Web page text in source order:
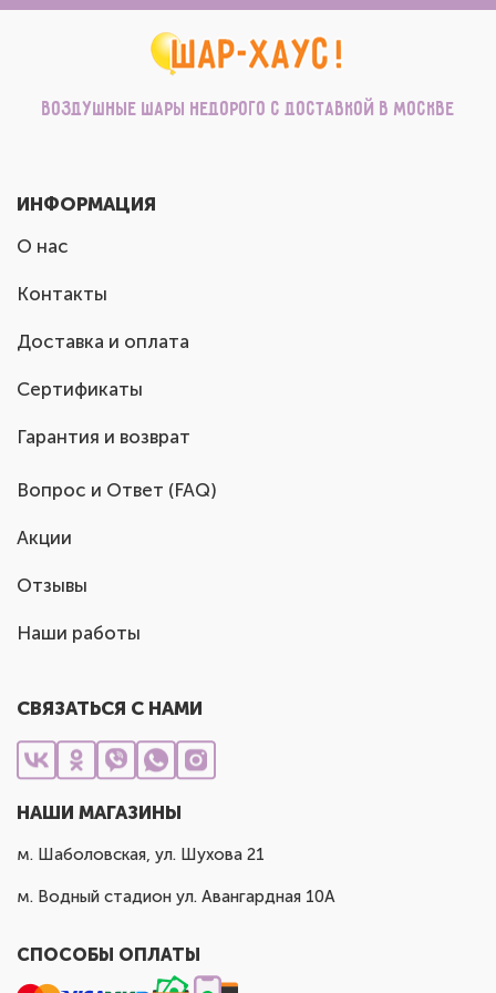
Воздушные шары недорого с доставкой в Москве
ИНФОРМАЦИЯ
О нас
Контакты
Доставка и оплата
Сертификаты
Гарантия и возврат
Вопрос и Ответ (FAQ)
Акции
Отзывы
Наши работы
СВЯЗАТЬСЯ С НАМИ
НАШИ МАГАЗИНЫ
м. Шаболовская, ул. Шухова 21
м. Водный стадион ул. Авангардная 10А
СПОСОБЫ ОПЛАТЫ